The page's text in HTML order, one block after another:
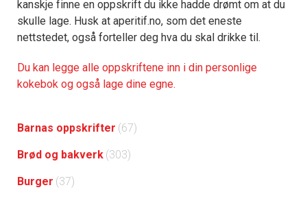
kanskje finne en oppskrift du ikke hadde drømt om at du
skulle lage. Husk at aperitif.no, som det eneste
nettstedet, også forteller deg hva du skal drikke til.
Du kan legge alle oppskriftene inn i din personlige
kokebok og også lage dine egne.
Barnas oppskrifter (67)
Brød og bakverk (303)
Burger (37)